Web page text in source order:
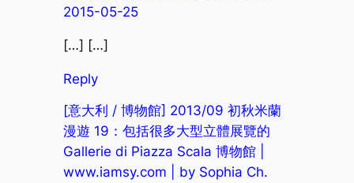
2015-05-25
[…] […]
Reply
[意大利 / 博物館] 2013/09 初秋米蘭
漫遊 19：包括很多大型立體展覽的
Gallerie di Piazza Scala 博物館 |
www.iamsy.com | by Sophia Ch.